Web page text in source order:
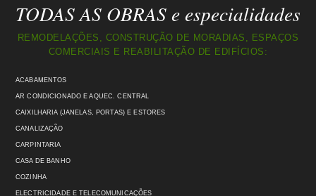
TODAS AS OBRAS e especialidades
REMODELAÇÕES, CONSTRUÇÃO DE MORADIAS, ESPAÇOS
COMERCIAIS E REABILITAÇÃO DE EDIFÍCIOS:
ACABAMENTOS
AR CONDICIONADO E AQUEC. CENTRAL
CAIXILHARIA (JANELAS, PORTAS) E ESTORES
CANALIZAÇÃO
CARPINTARIA
CASA DE BANHO
COZINHA
ELECTRICIDADE E TELECOMUNICAÇÕES